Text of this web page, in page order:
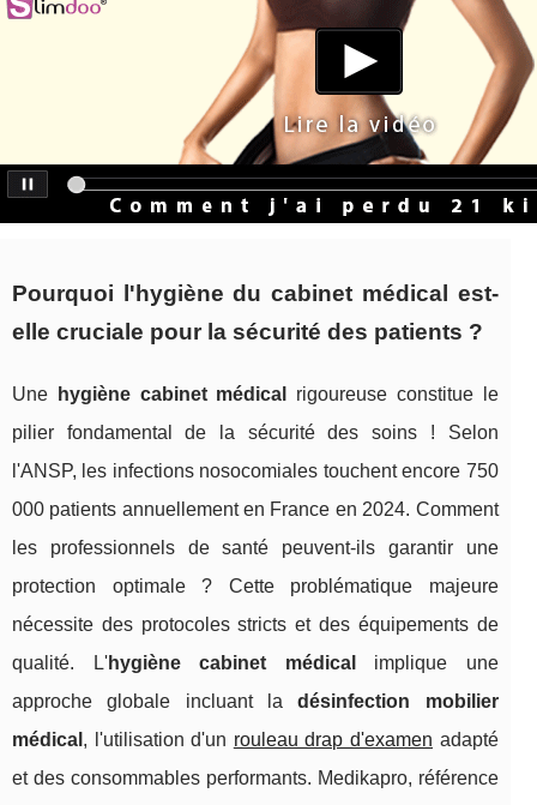
Pourquoi l'hygiène du cabinet médical est-
elle cruciale pour la sécurité des patients ?
Une hygiène cabinet médical
rigoureuse constitue le
pilier fondamental de la sécurité des soins ! Selon
l'ANSP, les infections nosocomiales touchent encore 750
000 patients annuellement en France en 2024. Comment
les professionnels de santé peuvent-ils garantir une
protection optimale ? Cette problématique majeure
nécessite des protocoles stricts et des équipements de
qualité. L'hygiène cabinet médical
implique une
approche globale incluant ladésinfection mobilier
médical , l'utilisation d'un rouleau drap d'examen adapté
et des consommables performants. Medikapro, référence